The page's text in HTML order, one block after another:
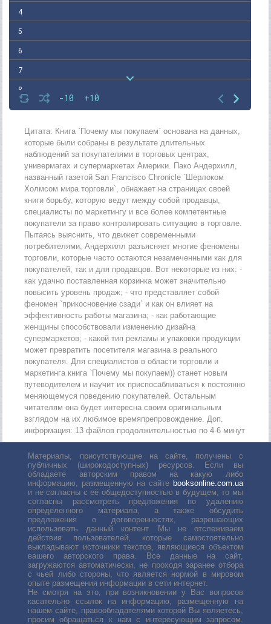
-10 +10
4
5
6
7
8
9
10
11
12
13
Цитата: Книга `Почему мы покупаем` основана на данных,
которые были собраны в результате длительных
наблюдений за покупателями в торговых центрах,
универмагах и супермаркетах Америки. Пако Андерхилл,
названный газетой San Francisco Chronicle `Шерлоком
Холмсом мира торговли`, обнажает на страницах своей
книги борьбу, которую ведут между собой продавцы,
специалисты по маркетингу и все более компетентные
покупатели за право контролировать ситуацию в торговле.
Пытаясь выяснить, что движет современными
потребителями, Андерхилл разъясняет многие феномены
торговли, которые часто остаются незамеченными как для
покупателей, так и для продавцов. Вот некоторые из них: -
как удачно поставленная корзинка может значительно
повысить уровень продаж; - что представляет собой
феномен `прикосновение сзади` и как он влияет на
эффективность работы магазина; - как работающие
женщины способствовали изменению дизайна
супермаркетов; - какой тип рекламы и упаковки продукции
может превратить посетителя магазина в реального
покупателя. Для специалистов в области торговли и
маркетинга книга `Почему мы покупаем)) станет новым
путеводителем и научит их приспосабливаться к постоянно
меняющемуся поведению покупателей. Остальным
читателям она будет интересна своим оригинальным
взглядом на их любимое времяпрепровождение. Доп.
информация: 13 файлов продолжительностью по 4-6 минут
Материалы, присутствующие на сайте, получены с
публичных (широкодоступных) ресурсов. Если вы
обладаете авторским правом на какую либо
информацию, размещенную на сайте booksonline.com.ua
и не согласны с её общедоступностью в будущем, то мы
согласны рассмотреть предложения по удалению
определенного материала, а также обсудить
предложения о договоренностях, разрешающих
использовать данный контент. Мы не отслеживаем
действия пользователей, которые самостоятельно
выкладывают источники текстов, являющиеся объектом
вашего авторского права. Все данные на сайт,
загружаются автоматически, не проходя заранее отбора
с чьей либо стороны, что является нормой в мировом
опыте размещения информации в сети интернет.
Не смотря на это, при возникновении у Вас вопросов
касательно ссылок на информацию, размещенную на
нашем сайте, правообладателями которой Вы являетесь,
просим обращаться к нам с интересующим запросом.